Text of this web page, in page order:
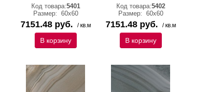
Код товара:5401
Размер: 60х60
7151.48 руб. / кв.м
В корзину
Код товара:5402
Размер: 60х60
7151.48 руб. / кв.м
В корзину